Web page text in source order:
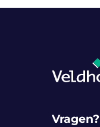
Vragen?